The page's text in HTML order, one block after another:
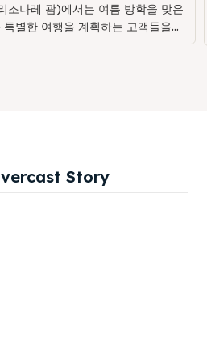
조나레 괌)에서는 여름 방학을 맞은
특별한 여행을 계획하는 고객들을...
Story